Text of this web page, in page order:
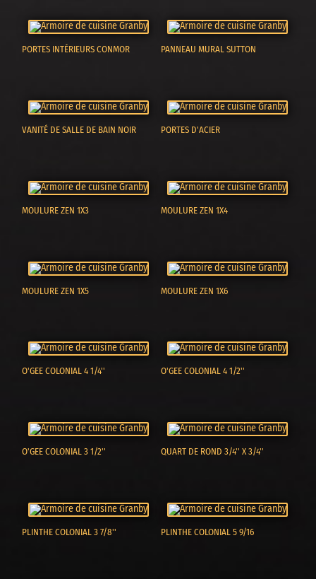
PORTES INTÉRIEURS CONMOR PANNEAU MURAL SUTTON
VANITÉ DE SALLE DE BAIN NOIR PORTES D'ACIER
MOULURE ZEN 1X3 MOULURE ZEN 1X4
MOULURE ZEN 1X5 MOULURE ZEN 1X6
O'GEE COLONIAL 4 1/4'' O'GEE COLONIAL 4 1/2''
O'GEE COLONIAL 3 1/2'' QUART DE ROND 3/4'' X 3/4''
PLINTHE COLONIAL 3 7/8'' PLINTHE COLONIAL 5 9/16